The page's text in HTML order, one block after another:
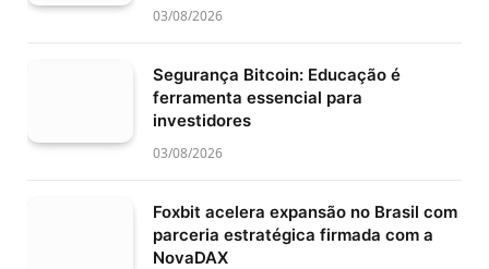
03/08/2026
Segurança Bitcoin: Educação é
ferramenta essencial para
investidores
03/08/2026
Foxbit acelera expansão no Brasil com
parceria estratégica firmada com a
NovaDAX